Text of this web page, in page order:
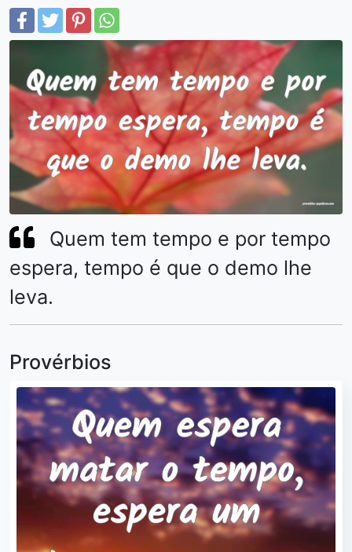
Quem tem tempo e por tempo
espera, tempo é que o demo lhe
leva.
Provérbios